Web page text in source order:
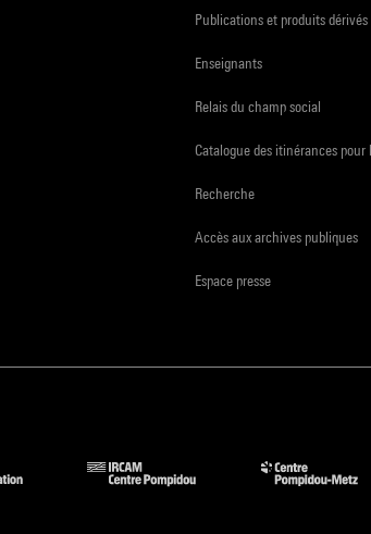
Publications et produits dérivés
Enseignants
Relais du champ social
Catalogue des itinérances
Recherche
Accès aux archives publiques
Espace presse